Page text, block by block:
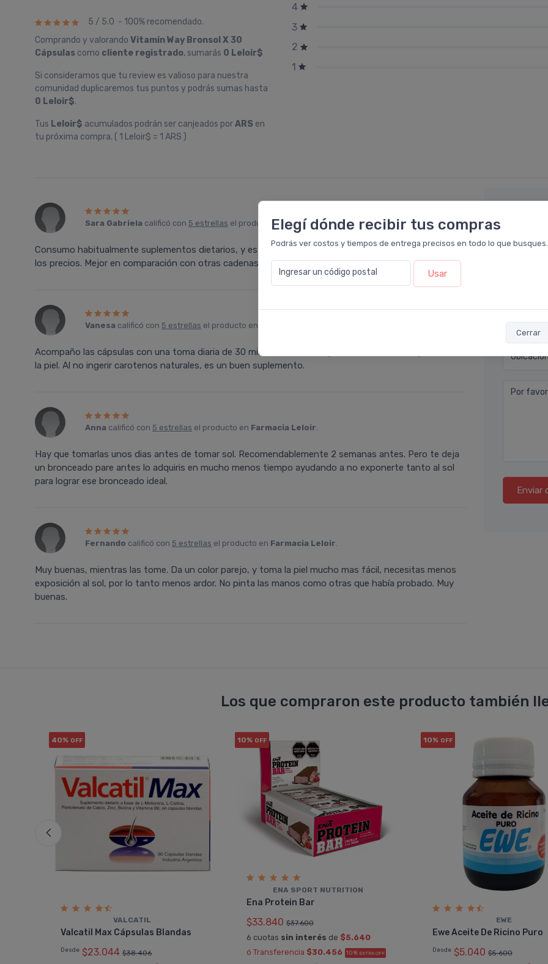
Elegí dónde recibir tus compras
Podrás ver costos y tiempos de entrega precisos en todo lo que busques.
Ingresar un código postal Usar
Cerrar
5 / 5.0 - 100% recomendado.
Comprando y valorando Vitamin Way Bronsol X 30
Cápsulas como cliente registrado, sumarás 0 Leloir$
Si consideramos que tu review es valioso para nuestra
comunidad duplicaremos tus puntos y podrás sumas hasta
0 Leloir$.
Tus Leloir$ acumulados podrán ser canjeados porARS en
tu próxima compra. ( 1 Leloir$ = 1 ARS )
4
3
2
1
Sara Gabriela calificó con 5 estrellas el producto enFarmacia Leloir.
Consumo habitualmente suplementos dietarios, y esta marca tiene buenos productos en relacion a
los precios. Mejor en comparación con otras cadenas de farmacias que venden por internet.
Vanesa calificó con 5 estrellas el producto en
Acompaño las cápsulas con una toma diaria de 30 minutos de sol, respetando los horarios para cuidar
la piel. Al no ingerir carotenos naturales, es un buen suplemento.
Anna calificó con 5 estrellas el producto en Farmacia Leloir.
Hay que tomarlas unos dias antes de tomar sol. Recomendablemente 2 semanas antes. Pero te deja
un bronceado pare antes lo adquiris en mucho menos tiempo ayudando a no exponerte tanto al sol
para lograr ese bronceado ideal.
Fernando calificó con 5 estrellas el producto en Farmacia Leloir.
Muy buenas, mientras las tome. Da un color parejo, y toma la piel mucho mas fácil, necesitas menos
exposición al sol, por lo tanto menos ardor. No pinta las manos como otras que habí­a probado. Muy
buenas.
Nombre
Email*
Teléfono
Por
Enviar
Los que compraron este producto también
40% OFF
VALCATIL
Valcatil Max Cápsulas Blandas
Desde $23.044 $38.406
10% OFF
ENA SPORT NUTRITION
Ena Protein Bar
$33.840 $37.600
6 cuotas sin interés de $5.640
ó Transferencia $30.456 10% EXTRA OFF
10% OFF
EWE
Ewe Aceite De Ricino Puro
Desde $5.040 $5.600